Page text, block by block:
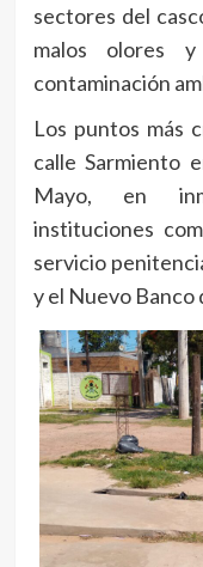
sectores del
malos olores
contaminación
Los puntos más
calle Sarmiento
Mayo, en
instituciones
servicio
y el Nuevo Banco